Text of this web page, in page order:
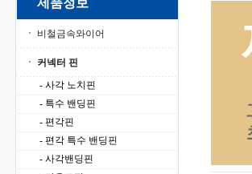
제품정보
비철금속와이어
커넥터 핀
- 사각 노치핀
- 특수 밴딩핀
- 편각핀
- 편각 특수 밴딩핀
- 사각밴딩핀